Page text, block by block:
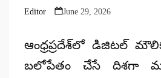
Posted
Editor June 29, 2026
ఆంధ్రప్రదేశ్‌లో డిజిటల్
బలోపేతం చేసే దిశగా